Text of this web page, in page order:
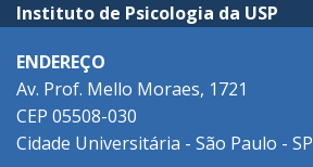
Instituto de Psicologia da USP
ENDEREÇO
Av. Prof. Mello Moraes, 1721
CEP 05508-030
Cidade Universitária - São Paulo - SP